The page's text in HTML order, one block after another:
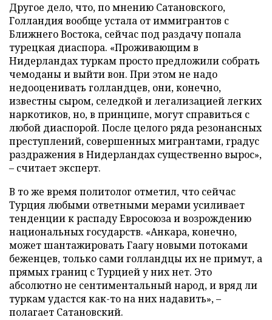
Другое дело, что, по мнению Сатановского,
Голландия вообще устала от иммигрантов с
Ближнего Востока, сейчас под раздачу попала
турецкая диаспора. «Проживающим в
Нидерландах туркам просто предложили собрать
чемоданы и выйти вон. При этом не надо
недооценивать голландцев, они, конечно,
известны сыром, селедкой и легализацией легких
наркотиков, но, в принципе, могут справиться с
любой диаспорой. После целого ряда резонансных
преступлений, совершенных мигрантами, градус
раздражения в Нидерландах существенно вырос»,
– считает эксперт.
В то же время политолог отметил, что сейчас
Турция любыми ответными мерами усиливает
тенденции к распаду Евросоюза и возрождению
национальных государств. «Анкара, конечно,
может шантажировать Гаагу новыми потоками
беженцев, только сами голландцы их не примут, а
прямых границ с Турцией у них нет. Это
абсолютно не сентиментальный народ, и вряд ли
туркам удастся как-то на них надавить», –
полагает Сатановский.